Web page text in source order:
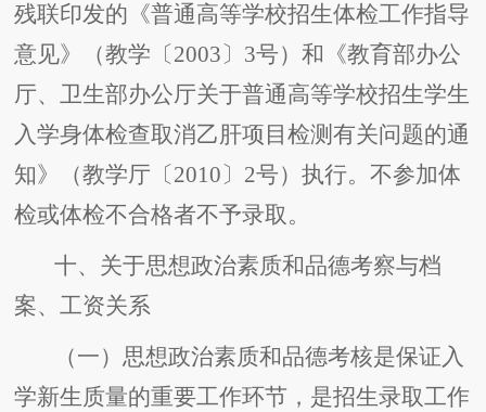
残联印发的《普通高等学校招生体检工作指导
意见》（教学〔2003〕3号）和《教育部办公
厅、卫生部办公厅关于普通高等学校招生学生
入学身体检查取消乙肝项目检测有关问题的通
知》（教学厅〔2010〕2号）执行。不参加体
检或体检不合格者不予录取。
十、关于思想政治素质和品德考察与档
案、工资关系
（一）思想政治素质和品德考核是保证入
学新生质量的重要工作环节，是招生录取工作